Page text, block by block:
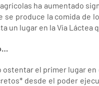
ha aumentado
se produce la comida de
un lugar en la Vía Láctea
ostentar el primer lugar
desde el poder